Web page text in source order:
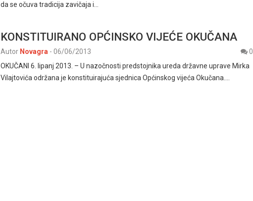
da se očuva tradicija zavičaja i…
KONSTITUIRANO OPĆINSKO VIJEĆE OKUČANA
Autor Novagra - 06/06/2013
0
OKUČANI 6. lipanj 2013. – U nazočnosti predstojnika ureda državne uprave Mirka
Vilajtovića održana je konstituirajuća sjednica Općinskog vijeća Okučana.…